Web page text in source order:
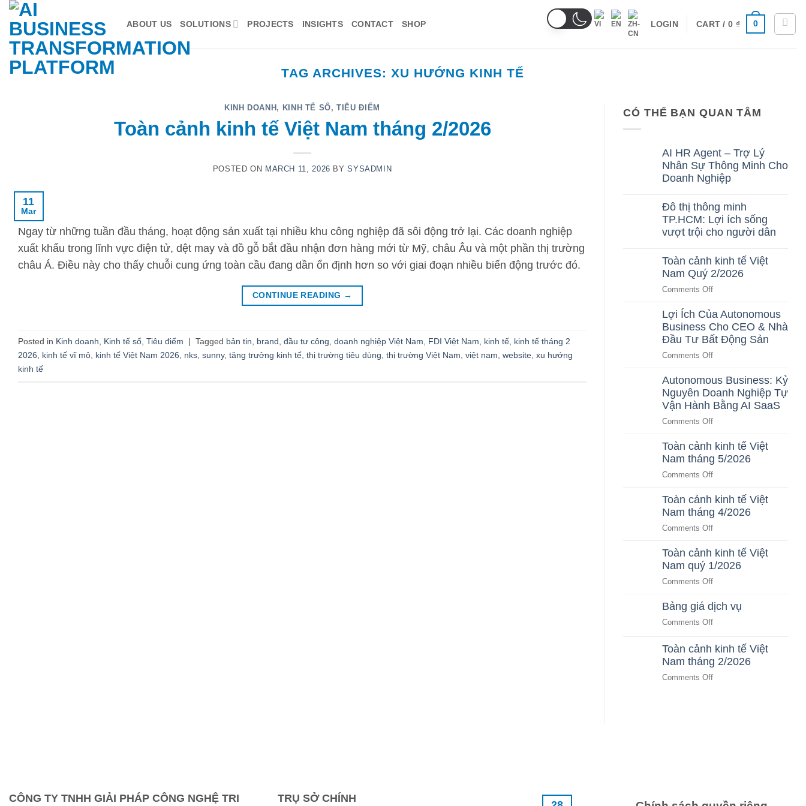
Skip
content
ABOUT US SOLUTIONS PROJECTS INSIGHTS CONTACT SHOP LOGIN CART /0 ₫ 0
TAG ARCHIVES: XU HƯỚNG KINH TẾ
KINH DOANH , KINH TẾ SỐ,TIÊU ĐIỂM
Toàn cảnh kinh tế Việt Nam tháng 2/2026
POSTED ON MARCH 11, 2026 BYSYSADMIN
11
Mar
Ngay từ những tuần đầu tháng, hoạt động sản xuất tại nhiều khu công nghiệp đã sôi động trở lại. Các doanh nghiệp
xuất khẩu trong lĩnh vực điện tử, dệt may và đồ gỗ bắt đầu nhận đơn hàng mới từ Mỹ, châu Âu và một phần thị trường
châu Á. Điều này cho thấy chuỗi cung ứng toàn cầu đang dần ổn định hơn so với giai đoạn nhiều biến động trước đó.
CONTINUE READING →
Posted in Kinh doanh, Kinh tế số, Tiêu điểm | Tagged bản tin, brand, đầu tư công, doanh nghiệp Việt Nam, FDI Việt Nam, kinh tế, kinh tế tháng 2
2026, kinh tế vĩ mô, kinh tế Việt Nam 2026, nks, sunny, tăng trưởng kinh tế, thị trường tiêu dùng, thị trường Việt Nam, việt nam, website, xu hướng
kinh tế
CÓ THỂ BẠN QUAN TÂM
AI HR Agent – Trợ Lý
Nhân Sự Thông Minh Cho
Doanh Nghiệp
Comments
on
AI
Agent
Lý
Nhân
Thông
Doanh
Nghiệp
Đô thị thông minh
TP.HCM: Lợi ích sống
vượt trội cho người dân
Comments
on
Đô
thông
TP.HCM:
Lợi
ích
sống
vượt
trội
dân
Toàn cảnh kinh tế Việt
Nam Quý 2/2026
Comments Offon
cảnh
kinh
tế
2/2026
Lợi Ích Của Autonomous
Business Cho CEO & Nhà
Đầu Tư Bất Động Sản
Comments Offon
Ích
Của
Autonomous
&
Nhà
Đầu
Bất
Động
Sản
Autonomous Business: Kỷ
Nguyên Doanh Nghiệp Tự
Vận Hành Bằng AI SaaS
Comments Offon
Business:
Kỷ
Tự
Vận
Hành
AI
SaaS
Toàn cảnh kinh tế Việt
Nam tháng 5/2026
Comments Offon
cảnh
kinh
tháng
5/2026
Toàn cảnh kinh tế Việt
Nam tháng 4/2026
Comments Offon
cảnh
kinh
tháng
4/2026
Toàn cảnh kinh tế Việt
Nam quý 1/2026
Comments Offon
cảnh
kinh
Nam
quý
1/2026
Bảng giá dịch vụ
Comments Offon
giá
dịch
vụ
Toàn cảnh kinh tế Việt
Nam tháng 2/2026
Comments Offon
CÔNG TY TNHH GIẢI PHÁP CÔNG NGHỆ TRI TRỤ SỞ CHÍNH